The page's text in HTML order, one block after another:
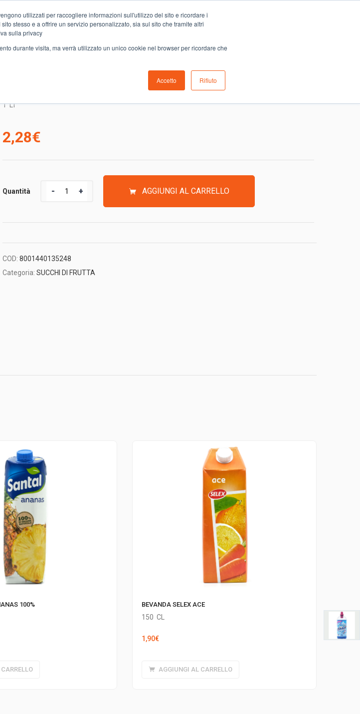
utilizzati per raccogliere informazioni sull'utilizzo del sito e ricordare i
stesso e a offrire un servizio personalizzato, sia sul sito che tramite altri
sulla privacy
durante visita, ma verrà utilizzato un unico cookie nel browser per ricordare che
Accetto Rifiuto
Spesa online Carta Club A&O Volantino Serve aiuto?
S/Z
BEVANDA DERBY MULTIFRUTTI S/Z
1 LT
2,28€
Quantità AGGIUNGI AL CARRELLO
COD: 8001440135248
Categoria: SUCCHI DI FRUTTA
100% BEVANDA SELEX ACE
150 CL
1,90€
AGGIUNGI AL CARRELLO